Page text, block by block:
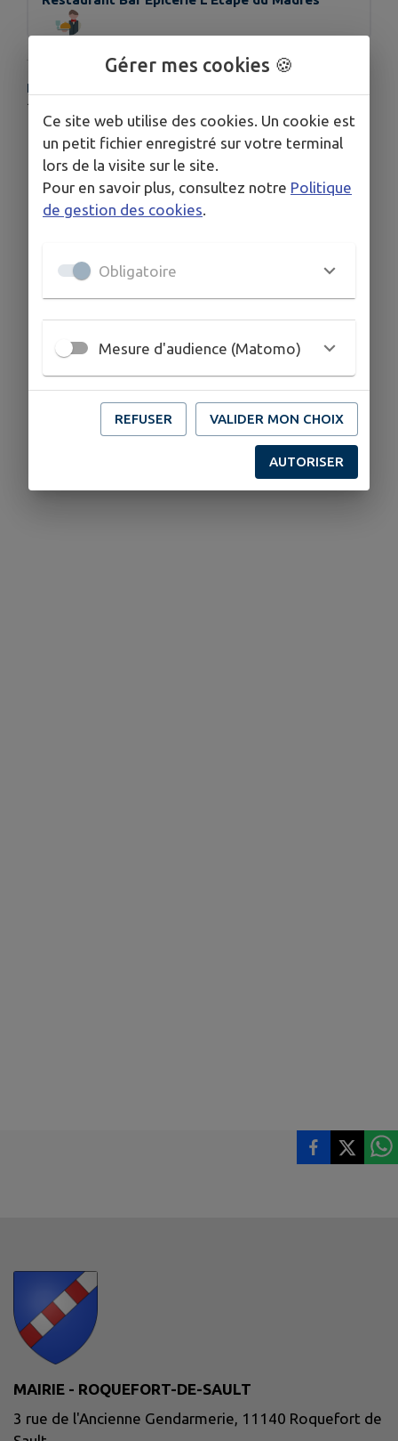
HORAIRES
19h30
MAIRIE - ROQUEFORT-DE-SAULT
3 rue de l'Ancienne Gendarmerie, 11140 Roquefort de
Gérer mes cookies 🍪
Ce site web utilise des cookies. Un cookie est
un petit fichier enregistré sur votre terminal
lors de la visite sur le site.
Pour en savoir plus, consultez notre Politique
de gestion des cookies.
Obligatoire
Mesure d'audience (Matomo)
REFUSER VALIDER MON CHOIX
AUTORISER